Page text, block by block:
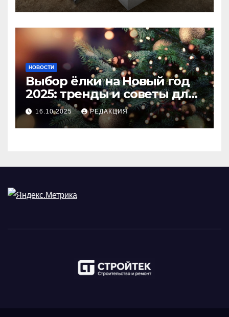
покрытия
НОВОСТИ
Выбор ёлки на Новый год
2025: тренды и советы для
идеального праздника
16.10.2025 РЕДАКЦИЯ